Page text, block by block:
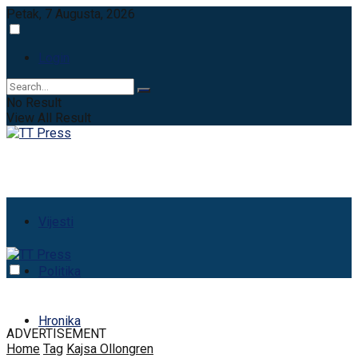
Petak, 7 Augusta, 2026
Login
No Result
View All Result
Vijesti
Politika
Hronika
ADVERTISEMENT
Home Tag Kajsa Ollongren